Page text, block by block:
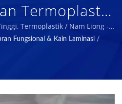
Termoplastik
Produsen
Polimer
Termoplastik / Nam Liong -
Profesional.
Fungsional & Kain Laminasi /